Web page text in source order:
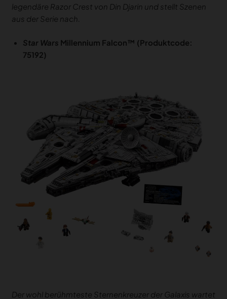
legendäre Razor Crest von Din Djarin und stellt Szenen
aus der Serie nach.
Star Wars Millennium Falcon™ (Produktcode:
75192)
Der wohl berühmteste Sternenkreuzer der Galaxis wartet